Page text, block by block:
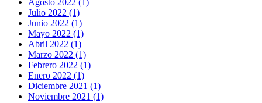
Julio 2022 (1)
Junio 2022 (1)
Mayo 2022 (1)
Abril 2022 (1)
Marzo 2022 (1)
Febrero 2022 (1)
Enero 2022 (1)
Diciembre 2021 (1)
Noviembre 2021 (1)